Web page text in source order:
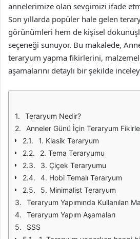
annelerimize olan sevgimizi ifade
Son yıllarda popüler hale gelen
görünümleri hem de kişisel
seçeneği sunuyor. Bu makalede,
teraryum yapma fikirlerini,
aşamalarını detaylı bir şekilde
Teraryum Nedir?
Anneler Günü İçin Teraryum
1. Klasik Teraryum
2. Tema Teraryumu
3. Çiçek Teraryumu
4. Hobi Temalı Teraryum
5. Minimalist Teraryum
Teraryum Yapımında Kullanılan
Teraryum Yapım Aşamaları
SSS